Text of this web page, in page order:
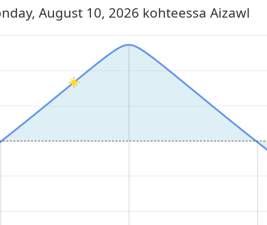
August 10, 2026 kohteessa Aizawl